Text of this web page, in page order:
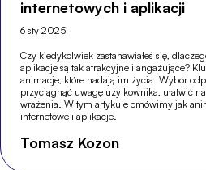
internetowych i aplikacji
6 sty 2025
Czy kiedykolwiek zastanawiałeś się,
aplikacje są tak atrakcyjne i angażujące?
animacje, które nadają im życia. Wybór
przyciągnąć uwagę użytkownika, ułatwić
wrażenia. W tym artykule omówimy jak
internetowe i aplikacje.
Tomasz Kozon